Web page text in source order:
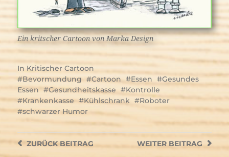
Ein kritscher Cartoon von Marka Design
In Kritischer Cartoon
Bevormundung
Cartoon Essen
Gesundes
Essen
Gesundheitskasse
Kontrolle
Krankenkasse
Kühlschrank
Roboter
schwarzer Humor
WEITERBEITRAG
ZURÜCKBEITRAG